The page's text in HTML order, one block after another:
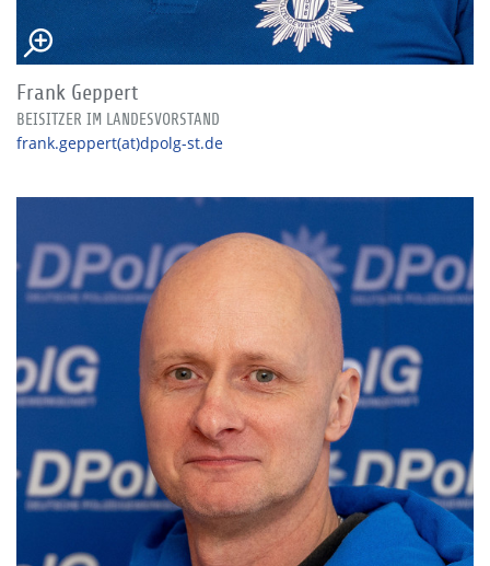
Frank Geppert
BEISITZER IM LANDESVORSTAND
frank.geppert(at)dpolg-st.de